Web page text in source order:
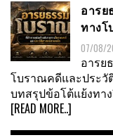
อาร
ทางโ
07/08/
อารย
โบราณคดีและประวั
บทสรุปข้อโต้แย้งทา
[READ MORE..]